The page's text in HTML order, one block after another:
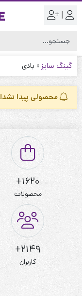
|
گینگ سایز » بادی
محصولی پیدا نشد!
1620+
محصولات
2149+
کاربران